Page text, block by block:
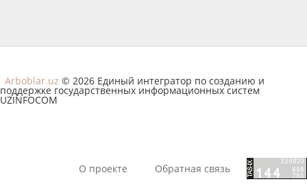
Arboblar.uz © 2026 Единый интегратор по созданию и
поддержке государственных информационных систем
UZINFOCOM
О проекте Обратная связь